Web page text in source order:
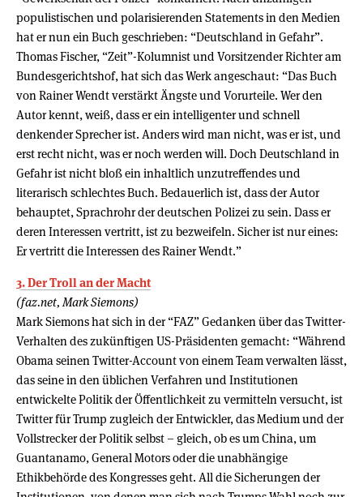
populistischen und polarisierenden Statements in den Medien
hat er nun ein Buch geschrieben: “Deutschland in Gefahr”.
Thomas Fischer, “Zeit”-Kolumnist und Vorsitzender Richter am
Bundesgerichtshof, hat sich das Werk angeschaut: “Das Buch
von Rainer Wendt verstärkt Ängste und Vorurteile. Wer den
Autor kennt, weiß, dass er ein intelligenter und schnell
denkender Sprecher ist. Anders wird man nicht, was er ist, und
erst recht nicht, was er noch werden will. Doch Deutschland in
Gefahr ist nicht bloß ein inhaltlich unzutreffendes und
literarisch schlechtes Buch. Bedauerlich ist, dass der Autor
behauptet, Sprachrohr der deutschen Polizei zu sein. Dass er
deren Interessen vertritt, ist zu bezweifeln. Sicher ist nur eines:
Er vertritt die Interessen des Rainer Wendt.”
3. Der Troll an der Macht
(faz.net, Mark Siemons)
Mark Siemons hat sich in der “FAZ” Gedanken über das Twitter-
Verhalten des zukünftigen US-Präsidenten gemacht: “Während
Obama seinen Twitter-Account von einem Team verwalten lässt,
das seine in den üblichen Verfahren und Institutionen
entwickelte Politik der Öffentlichkeit zu vermitteln versucht, ist
Twitter für Trump zugleich der Entwickler, das Medium und der
Vollstrecker der Politik selbst – gleich, ob es um China, um
Guantanamo, General Motors oder die unabhängige
Ethikbehörde des Kongresses geht. All die Sicherungen der